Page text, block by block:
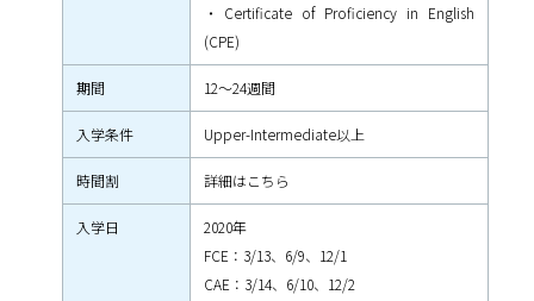
・Certificate of Proficiency in English
(CPE)
期間 12～24週間
入学条件 Upper-Intermediate以上
時間割 詳細はこちら
入学日
2020年
FCE：3/13、6/9、12/1
CAE：3/14、6/10、12/2